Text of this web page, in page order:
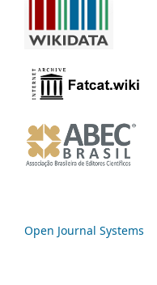
Open Journal Systems